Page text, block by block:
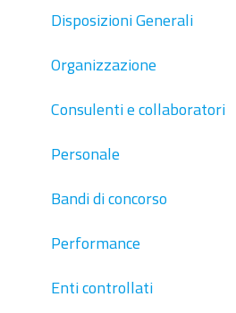
Disposizioni Generali
Organizzazione
Consulenti e collaboratori
Personale
Bandi di concorso
Performance
Enti controllati